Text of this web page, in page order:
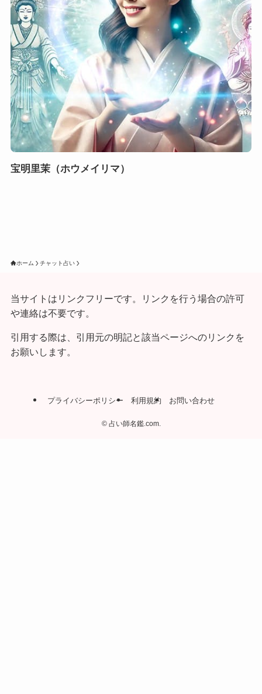
宝明里茉（ホウメイリマ）
ホーム チャット占い
当サイトはリンクフリーです。リンクを行う場合の許可
や連絡は不要です。
引用する際は、引用元の明記と該当ページへのリンクを
お願いします。
プライバシーポリシー 利用規約 お問い合わせ
©占い師名鑑.com.